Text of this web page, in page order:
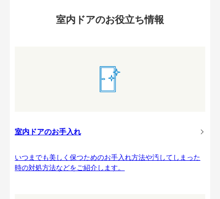
室内ドアのお役立ち情報
室内ドアのお手入れ
いつまでも美しく保つためのお手入れ方法や汚してしまった
時の対処方法などをご紹介します。